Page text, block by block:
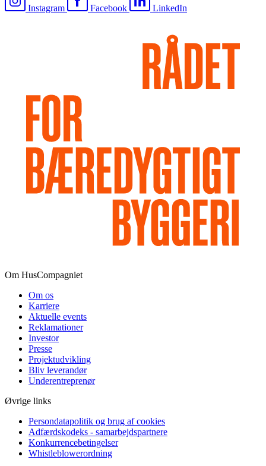
Instagram Facebook LinkedIn
Om HusCompagniet
Om os
Karriere
Aktuelle events
Reklamationer
Investor
Presse
Projektudvikling
Bliv leverandør
Underentreprenør
Øvrige links
Persondatapolitik og brug af cookies
Adfærdskodeks - samarbejdspartnere
Konkurrencebetingelser
Whistleblowerordning